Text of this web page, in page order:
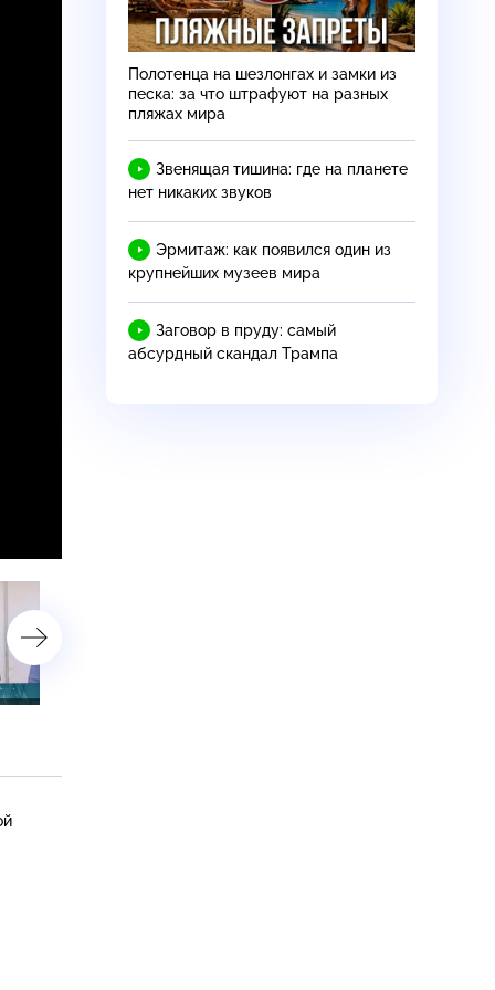
Полотенца на шезлонгах и замки из
песка: за что штрафуют на разных
пляжах мира
Звенящая тишина: где на планете
нет никаких звуков
Эрмитаж: как появился один из
крупнейших музеев мира
Заговор в пруду: самый
абсурдный скандал Трампа